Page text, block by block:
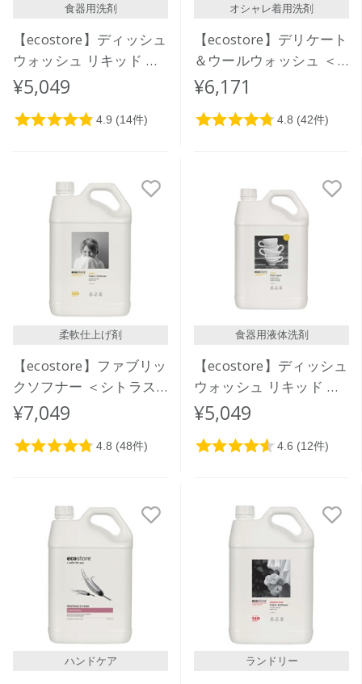
食器用洗剤
【ecostore】ディッシュ
ウォッシュ リキッド ＜
無香料＞5L
¥5,049
オシャレ着用洗剤
【ecostore】デリケート
＆ウールウォッシュ ＜
おしゃれ着用＞ 5L
¥6,171
柔軟仕上げ剤
【ecostore】ファブリッ
クソフナー ＜シトラス
＞ 5L
¥7,049
食器用液体洗剤
【ecostore】ディッシュ
ウォッシュ リキッド ＜
レモン＞ 5L
¥5,049
ハンドケア ランドリー